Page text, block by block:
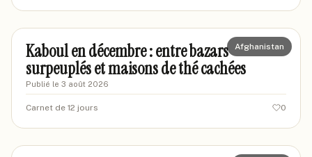
thomask-voyages
Afghanistan
Kaboul en décembre : entre bazars
surpeuplés et maisons de thé cachées
Publié le 3 août 2026
Carnet de 12 jours 0
marcusv-voyageur